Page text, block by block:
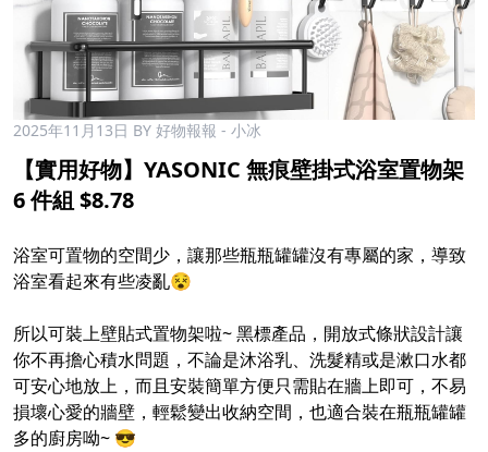
2025年11月13日 BY 好物報報 - 小冰
【實用好物】YASONIC 無痕壁掛式浴室置物架
6 件組 $8.78
浴室可置物的空間少，讓那些瓶瓶罐罐沒有專屬的家，導致
浴室看起來有些凌亂😵
所以可裝上壁貼式置物架啦~ 黑標產品，開放式條狀設計讓
你不再擔心積水問題，不論是沐浴乳、洗髮精或是漱口水都
可安心地放上，而且安裝簡單方便只需貼在牆上即可，不易
損壞心愛的牆壁，輕鬆變出收納空間，也適合裝在瓶瓶罐罐
多的廚房呦~ 😎